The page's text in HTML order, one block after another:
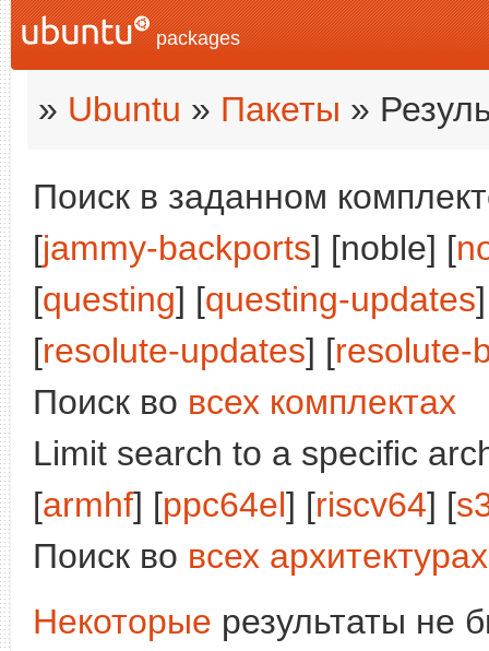
packages
» Ubuntu » Пакеты »
Поиск в заданном
[jammy-backports] [noble] [
[questing] [questing-updates
[resolute-updates] [resolute-
Поиск во всех комплектах
Limit search to a specific
[armhf] [ppc64el] [riscv64] [
Поиск во всех архитектурах
Некоторые результаты не